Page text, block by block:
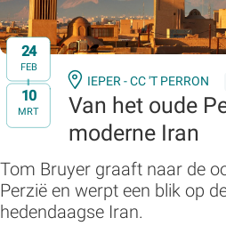
24
FEB
t/m
10
MRT
IEPER - CC 'T PERRON
Van het oude
moderne Iran
Tom Bruyer graaft naar de
Perzië en werpt een blik op
hedendaagse Iran.
Zoeken